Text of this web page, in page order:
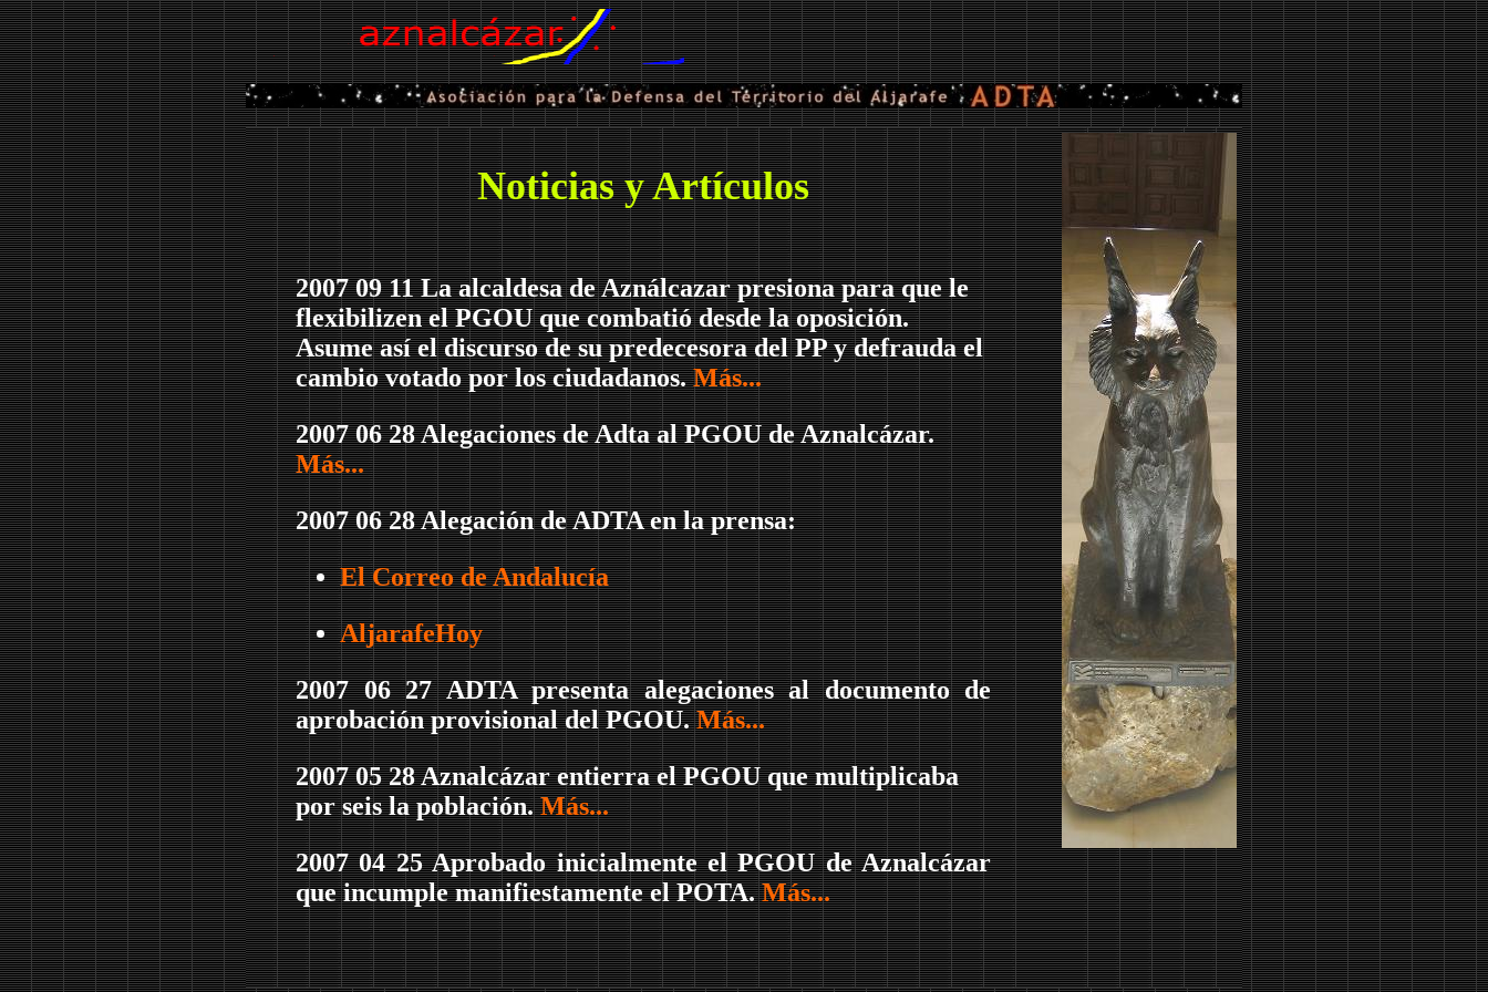
Noticias y Artículos
2007 09 11 La alcaldesa de Aználcazar presiona para que le
flexibilizen el PGOU que combatió desde la oposición.
Asume así el discurso de su predecesora del PP y defrauda el
cambio votado por los ciudadanos.Más...
2007 06 28 Alegaciones de Adta al PGOU de Aznalcázar.
Más...
2007 06 28 Alegación de ADTA en la prensa:
El Correo de Andalucía
AljarafeHoy
2007 06 27 ADTA presenta alegaciones al documento de
aprobación provisional del PGOU.Más...
2007 05 28Aznalcázar entierra el PGOU que multiplicaba
por seis la población.Más...
2007 04 25 Aprobado inicialmente el PGOU de Aznalcázar
que incumple manifiestamente el POTA.Más...